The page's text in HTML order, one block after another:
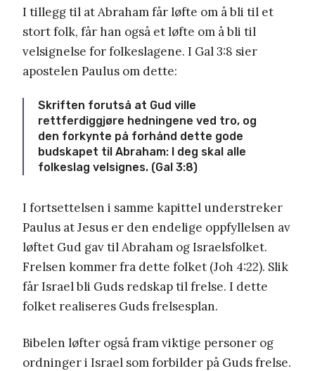
I tillegg til at Abraham får løfte om å bli til et
stort folk, får han også et løfte om å bli til
velsignelse for folkeslagene. I Gal 3:8 sier
apostelen Paulus om dette:
Skriften forutså at Gud ville
rettferdiggjøre hedningene ved tro, og
den forkynte på forhånd dette gode
budskapet til Abraham: I deg skal alle
folkeslag velsignes. (Gal 3:8)
I fortsettelsen i samme kapittel understreker
Paulus at Jesus er den endelige oppfyllelsen av
løftet Gud gav til Abraham og Israelsfolket.
Frelsen kommer fra dette folket (Joh 4:22). Slik
får Israel bli Guds redskap til frelse. I dette
folket realiseres Guds frelsesplan.
Bibelen løfter også fram viktige personer og
ordninger i Israel som forbilder på Guds frelse.